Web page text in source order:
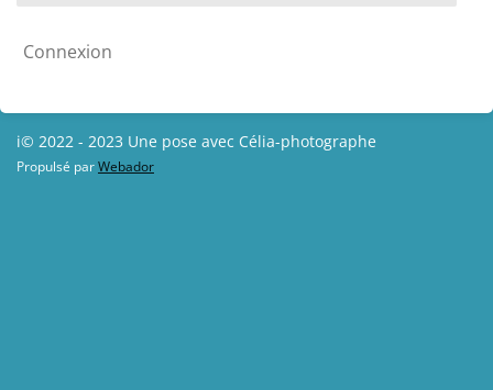
Connexion
i© 2022 - 2023 Une pose avec Célia-photographe
Propulsé par Webador